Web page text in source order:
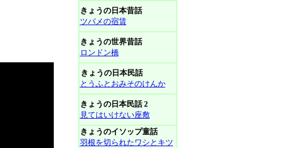
きょうの日本昔話
ツバメの宿賃
きょうの世界昔話
ロンドン橋
きょうの日本民話
とうふとおみそのけんか
きょうの日本民話 2
見てはいけない座敷
きょうのイソップ童話
羽根を切られたワシとキツ